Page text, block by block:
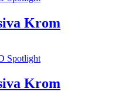
Krom
Spotlight
Krom